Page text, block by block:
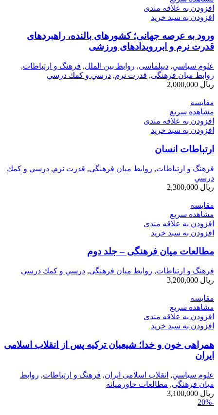
افزودن به علاقه مندی
افزودن به سبد خرید
ورود به عرصه جهانی؛ کشورهای بالنده، راهبردهای
قدرت نرم و ابررویدادهای ورزشی
علوم سياسي, دیپلماسی, روابط بین الملل, فرهنگ و ارتباطات,
روابط میان فرهنگی, قدرت نرم, درسي و كمك درسي
ریال
مقایسه
مشاهده سریع
افزودن به علاقه مندی
افزودن به سبد خرید
ارتباطات انسان
فرهنگ و ارتباطات, روابط میان فرهنگی, قدرت نرم, درسي و كمك
درسي
ریال
مقایسه
مشاهده سریع
افزودن به علاقه مندی
افزودن به سبد خرید
مطالعات میان فرهنگی – جلد دوم
فرهنگ و ارتباطات, روابط میان فرهنگی, درسي و كمك درسي
ریال
مقایسه
مشاهده سریع
افزودن به علاقه مندی
افزودن به سبد خرید
همراهی خون و خدا؛ شيعيان ترکيه پس از انقلاب اسلامی
ايران
علوم سياسي, انقلاب اسلامی ایران, فرهنگ و ارتباطات, روابط
میان فرهنگی, مطالعات خاورمیانه
ریال
-20%